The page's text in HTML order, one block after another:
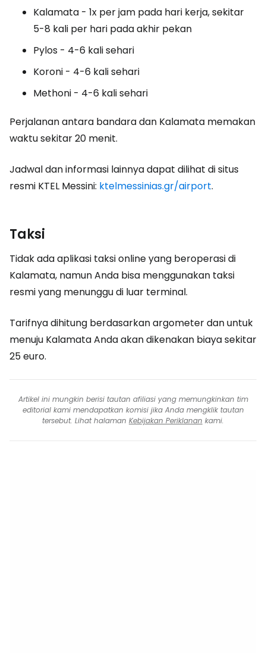
Kalamata - 1x per jam pada hari kerja, sekitar
5-8 kali per hari pada akhir pekan
Pylos - 4-6 kali sehari
Koroni - 4-6 kali sehari
Methoni - 4-6 kali sehari
Perjalanan antara bandara dan Kalamata memakan
waktu sekitar 20 menit.
Jadwal dan informasi lainnya dapat dilihat di situs
resmi KTEL Messini: ktelmessinias.gr/airport.
Taksi
Tidak ada aplikasi taksi online yang beroperasi di
Kalamata, namun Anda bisa menggunakan taksi
resmi yang menunggu di luar terminal.
Tarifnya dihitung berdasarkan argometer dan untuk
menuju Kalamata Anda akan dikenakan biaya sekitar
25 euro.
Artikel ini mungkin berisi tautan afiliasi yang memungkinkan tim
editorial kami mendapatkan komisi jika Anda mengklik tautan
tersebut. Lihat halaman Kebijakan Periklanan kami.